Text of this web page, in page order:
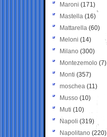
Maroni (171)
Mastella (16)
Mattarella (60)
Meloni (14)
Milano (300)
Montezemolo (7)
Monti (357)
moschea (11)
Musso (10)
Muti (10)
Napoli (319)
Napolitano (220)